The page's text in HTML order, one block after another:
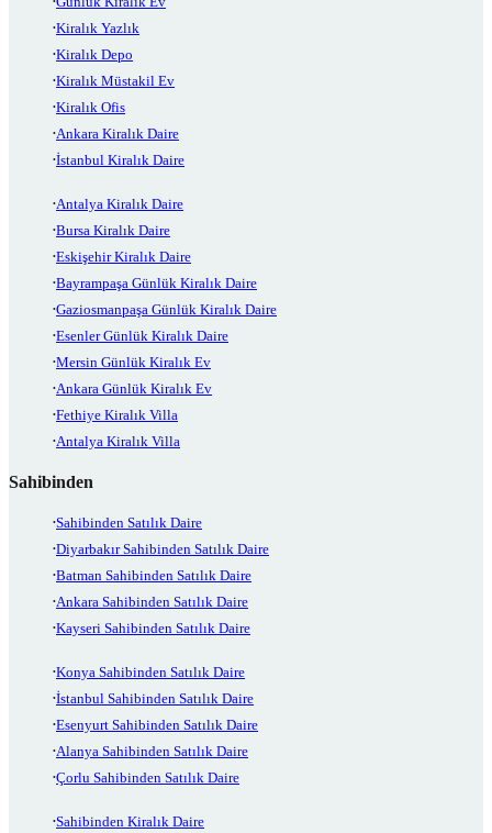
Kiralık Yazlık
Kiralık Depo
Kiralık Müstakil Ev
Kiralık Ofis
Ankara Kiralık Daire
İstanbul Kiralık Daire
Antalya Kiralık Daire
Bursa Kiralık Daire
Eskişehir Kiralık Daire
Bayrampaşa Günlük Kiralık Daire
Gaziosmanpaşa Günlük Kiralık Daire
Esenler Günlük Kiralık Daire
Mersin Günlük Kiralık Ev
Ankara Günlük Kiralık Ev
Fethiye Kiralık Villa
Antalya Kiralık Villa
Sahibinden
Sahibinden Satılık Daire
Diyarbakır Sahibinden Satılık Daire
Batman Sahibinden Satılık Daire
Ankara Sahibinden Satılık Daire
Kayseri Sahibinden Satılık Daire
Konya Sahibinden Satılık Daire
İstanbul Sahibinden Satılık Daire
Esenyurt Sahibinden Satılık Daire
Alanya Sahibinden Satılık Daire
Çorlu Sahibinden Satılık Daire
Sahibinden Kiralık Daire